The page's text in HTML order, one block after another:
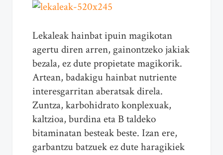
Lekaleak hainbat ipuin magikotan
agertu diren arren, gainontzeko jakiak
bezala, ez dute propietate magikorik.
Artean, badakigu hainbat nutriente
interesgarritan aberatsak direla.
Zuntza, karbohidrato konplexuak,
kaltzioa, burdina eta B taldeko
bitaminatan besteak beste. Izan ere,
garbantzu batzuek ez dute haragikiek